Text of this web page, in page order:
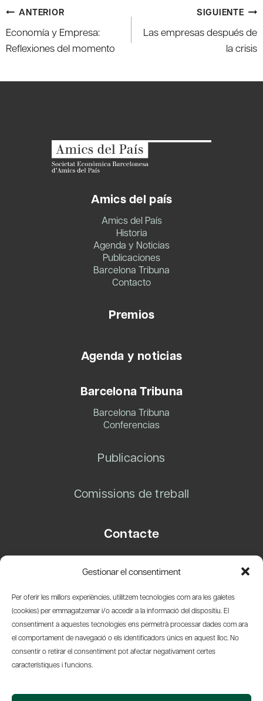
Gestionar el consentiment
Per oferir les millors experiències, utilitzem tecnologies com ara les galetes
(cookies) per emmagatzemar i/o accedir a la informació del dispositiu. El
consentiment a aquestes tecnologies ens permetrà processar dades com ara
el comportament de navegació o els identificadors únics en aquest lloc. No
consentir o retirar el consentiment pot afectar negativament certes
característiques i funcions.
Navegación
de
entradas
ANTERIOR
Economía y Empresa:
Reflexiones del momento
SIGUIENTE
Las empresas después de
la crisis
Amics del país
Amics del País
Historia
Agenda y Noticias
Publicaciones
Barcelona Tribuna
Contacto
Premios
Agenda y noticias
Barcelona Tribuna
Barcelona Tribuna
Conferencias
Publicacions
Comissions de treball
Contacte
08003 Barcelona
info@amicsdelpais.com
Suscripció Newsletter
© 2026 Societat Econòmica Barcelonesa d'Amics del País